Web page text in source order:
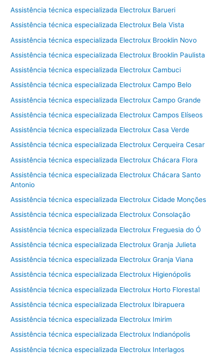
Assistência técnica especializada Electrolux Barueri
Assistência técnica especializada Electrolux Bela Vista
Assistência técnica especializada Electrolux Brooklin Novo
Assistência técnica especializada Electrolux Brooklin Paulista
Assistência técnica especializada Electrolux Cambuci
Assistência técnica especializada Electrolux Campo Belo
Assistência técnica especializada Electrolux Campo Grande
Assistência técnica especializada Electrolux Campos Elíseos
Assistência técnica especializada Electrolux Casa Verde
Assistência técnica especializada Electrolux Cerqueira Cesar
Assistência técnica especializada Electrolux Chácara Flora
Assistência técnica especializada Electrolux Chácara Santo
Antonio
Assistência técnica especializada Electrolux Cidade Monções
Assistência técnica especializada Electrolux Consolação
Assistência técnica especializada Electrolux Freguesia do Ó
Assistência técnica especializada Electrolux Granja Julieta
Assistência técnica especializada Electrolux Granja Viana
Assistência técnica especializada Electrolux Higienópolis
Assistência técnica especializada Electrolux Horto Florestal
Assistência técnica especializada Electrolux Ibirapuera
Assistência técnica especializada Electrolux Imirim
Assistência técnica especializada Electrolux Indianópolis
Assistência técnica especializada Electrolux Interlagos